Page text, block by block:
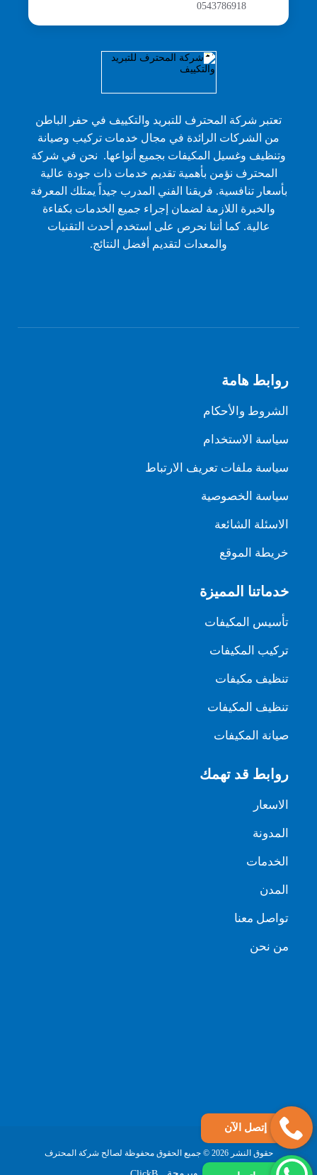
0543786918
تعتبر شركة المحترف للتبريد والتكييف في حفر الباطن
من الشركات الرائدة في مجال خدمات تركيب وصيانة
وتنظيف وغسيل المكيفات بجميع أنواعها. نحن في شركة
المحترف نؤمن بأهمية تقديم خدمات ذات جودة عالية
بأسعار تنافسية. فريقنا الفني المدرب جيداً يمتلك المعرفة
والخبرة اللازمة لضمان إجراء جميع الخدمات بكفاءة
عالية. كما أننا نحرص على استخدم أحدث التقنيات
والمعدات لتقديم أفضل النتائج.
روابط هامة
الشروط والأحكام
سياسة الاستخدام
سياسة ملفات تعريف الارتباط
سياسة الخصوصية
الاسئلة الشائعة
خريطة الموقع
خدماتنا المميزة
تأسيس المكيفات
تركيب المكيفات
تنظيف مكيفات
تنظيف المكيفات
صيانة المكيفات
روابط قد تهمك
الاسعار
المدونة
الخدمات
المدن
تواصل معنا
من نحن
حقوق النشر 2026 © جميع الحقوق محفوظة لصالح شركة المحترف
إتصل الآن